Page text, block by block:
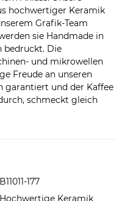
hochwertiger Keramik
Grafik-Team
sie Handmade in
bedruckt. Die
und mikrowellen
Freude an unseren
garantiert und der Kaffee
schmeckt gleich
B11011-177
Hochwertige Keramik